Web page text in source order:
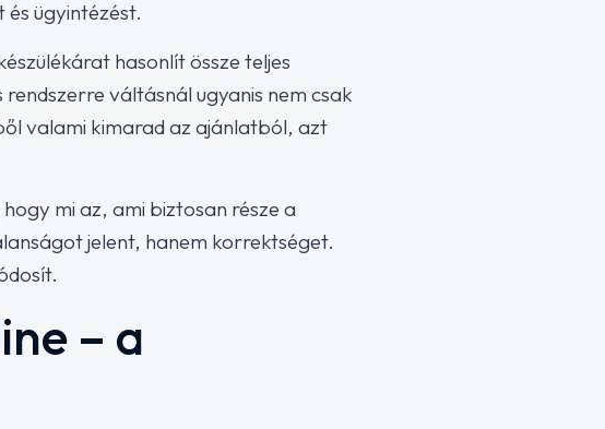
ügyintézést.
hasonlít össze teljes
váltásnál ugyanis nem csak
valami kimarad az ajánlatból, azt
mi az, ami biztosan része a
jelent, hanem korrektséget.
– a